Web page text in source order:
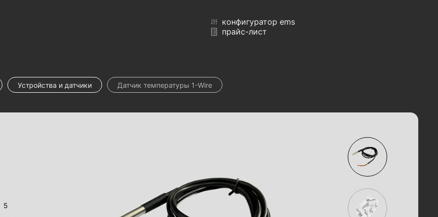
конфигуратор ems
прайс-лист
Устройства и датчики Датчик температуры 1-Wire
5